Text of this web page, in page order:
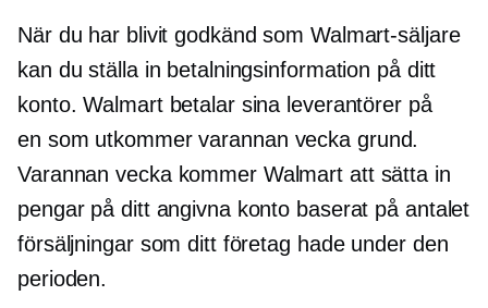
När du har blivit godkänd som Walmart-säljare
kan du ställa in betalningsinformation på ditt
konto. Walmart betalar sina leverantörer på
en som utkommer varannan vecka grund.
Varannan vecka kommer Walmart att sätta in
pengar på ditt angivna konto baserat på antalet
försäljningar som ditt företag hade under den
perioden.